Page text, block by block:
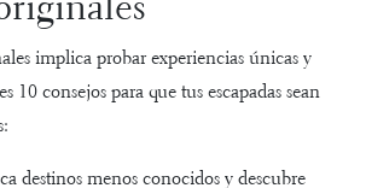
implica probar experiencias únicas y
10 consejos para que tus escapadas sean
destinos menos conocidos y descubre